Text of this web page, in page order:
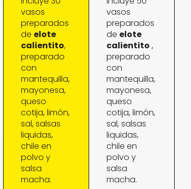
vasos
preparados
de elote
calientito,
preparado
con
mantequilla,
mayonesa,
queso
cotija, limón,
sal, salsas
liquidas,
chile en
polvo y
salsa
macha.
vasos
preparados
de elote
calientito ,
preparado
con
mantequilla,
mayonesa,
queso
cotija, limón,
sal, salsas
liquidas,
chile en
polvo y
salsa
macha.